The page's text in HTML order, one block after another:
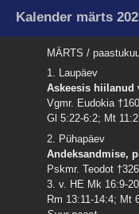
Kalender märts
MÄRTS /
1. Laupäev
Askeesis hiilanud
Vgmr. Eudokia
Gl 5:22-6:2; Mt
2. Pühapäev
Andeksandmise,
Pskmr. Teodot
3. v. HE Mk 16:9-20
Rm 13:11-14:4; Mt